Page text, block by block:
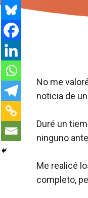
No me
noticia de
Duré un
ninguno
Me realicé
completo,